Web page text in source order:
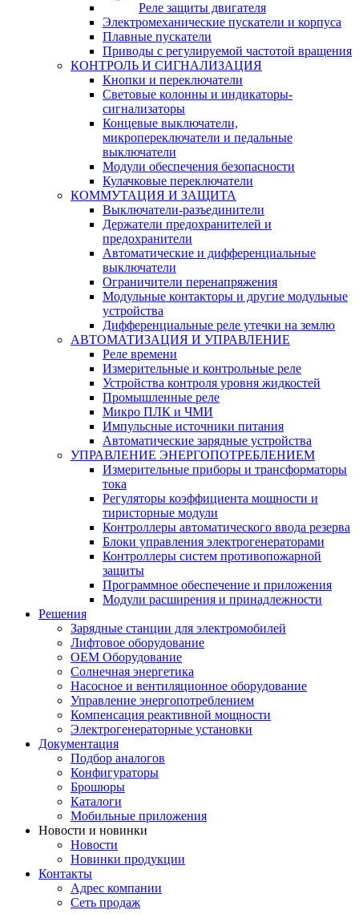
Реле защиты двигателя
Электромеханические пускатели и корпуса
Плавные пускатели
Приводы с регулируемой частотой вращения
КОНТРОЛЬ И СИГНАЛИЗАЦИЯ
Кнопки и переключатели
Световые колонны и индикаторы-
сигнализаторы
Концевые выключатели,
микропереключатели и педальные
выключатели
Модули обеспечения безопасности
Кулачковые переключатели
КОММУТАЦИЯ И ЗАЩИТА
Выключатели-разъединители
Держатели предохранителей и
предохранители
Автоматические и дифференциальные
выключатели
Ограничители перенапряжения
Модульные контакторы и другие модульные
устройства
Дифференциальные реле утечки на землю
АВТОМАТИЗАЦИЯ И УПРАВЛЕНИЕ
Реле времени
Измерительные и контрольные реле
Устройства контроля уровня жидкостей
Промышленные реле
Микро ПЛК и ЧМИ
Импульсные источники питания
Автоматические зарядные устройства
УПРАВЛЕНИЕ ЭНЕРГОПОТРЕБЛЕНИЕМ
Измерительные приборы и трансформаторы
тока
Регуляторы коэффициента мощности и
тиристорные модули
Контроллеры автоматического ввода резерва
Блоки управления электрогенераторами
Контроллеры систем противопожарной
защиты
Программное обеспечение и приложения
Модули расширения и принадлежности
Решения
Зарядные станции для электромобилей
Лифтовое оборудование
ОЕМ Оборудование
Солнечная энергетика
Насосное и вентиляционное оборудование
Управление энергопотреблением
Компенсация реактивной мощности
Электрогенераторные установки
Документация
Подбор аналогов
Конфигураторы
Брошюры
Каталоги
Мобильные приложения
Новости и новинки
Новости
Новинки продукции
Контакты
Адрес компании
Сеть продаж